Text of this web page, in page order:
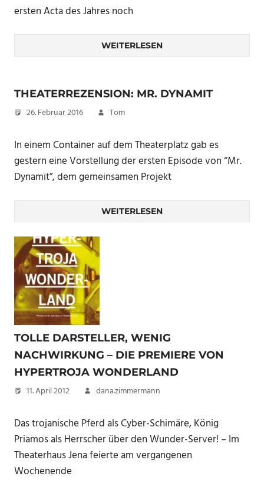
ersten Acta des Jahres noch
WEITERLESEN
THEATERREZENSION: MR. DYNAMIT
26. Februar 2016 Tom
In einem Container auf dem Theaterplatz gab es
gestern eine Vorstellung der ersten Episode von “Mr.
Dynamit”, dem gemeinsamen Projekt
WEITERLESEN
TOLLE DARSTELLER, WENIG
NACHWIRKUNG – DIE PREMIERE VON
HYPERTROJA WONDERLAND
11. April 2012 dana.zimmermann
Das trojanische Pferd als Cyber-Schimäre, König
Priamos als Herrscher über den Wunder-Server! – Im
Theaterhaus Jena feierte am vergangenen
Wochenende